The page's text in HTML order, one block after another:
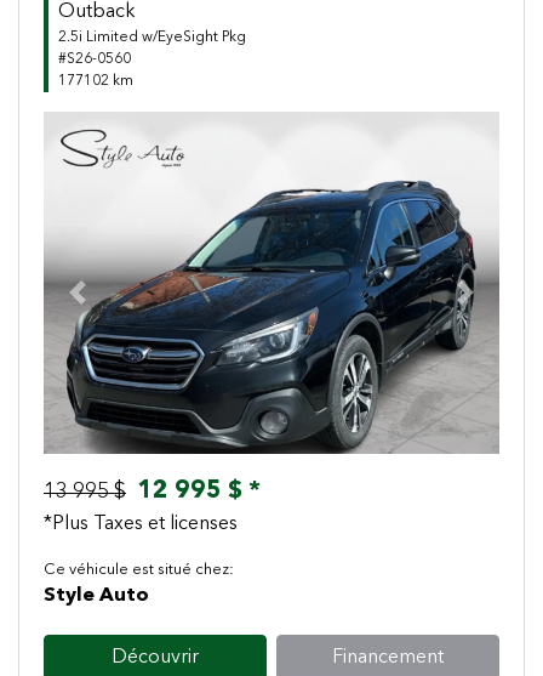
Outback
2.5i Limited w/EyeSight Pkg
#S26-0560
177102 km
Previous Next
13 995 $ 12 995 $ *
*Plus Taxes et licenses
Ce véhicule est situé chez:
Style Auto
Découvrir Financement